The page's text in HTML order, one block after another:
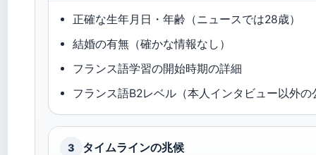
正確な生年月日・年齢（ニュースでは28歳）
結婚の有無（確かな情報なし）
フランス語学習の開始時期の詳細
フランス語B2レベル（本人インタビュー以外
3 タイムラインの兆候